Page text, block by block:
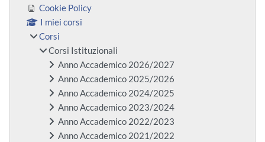
Cookie Policy
I miei corsi
Corsi
Corsi Istituzionali
Anno Accademico 2026/2027
Anno Accademico 2025/2026
Anno Accademico 2024/2025
Anno Accademico 2023/2024
Anno Accademico 2022/2023
Anno Accademico 2021/2022